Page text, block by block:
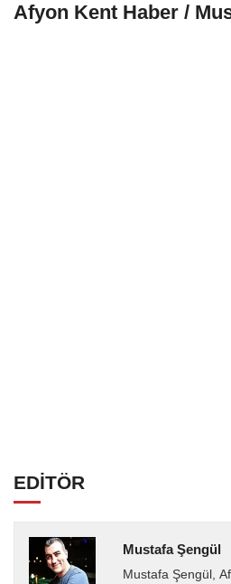
Afyon Kent Haber /
EDİTÖR
Mustafa Şengül
Mustafa Şengül,